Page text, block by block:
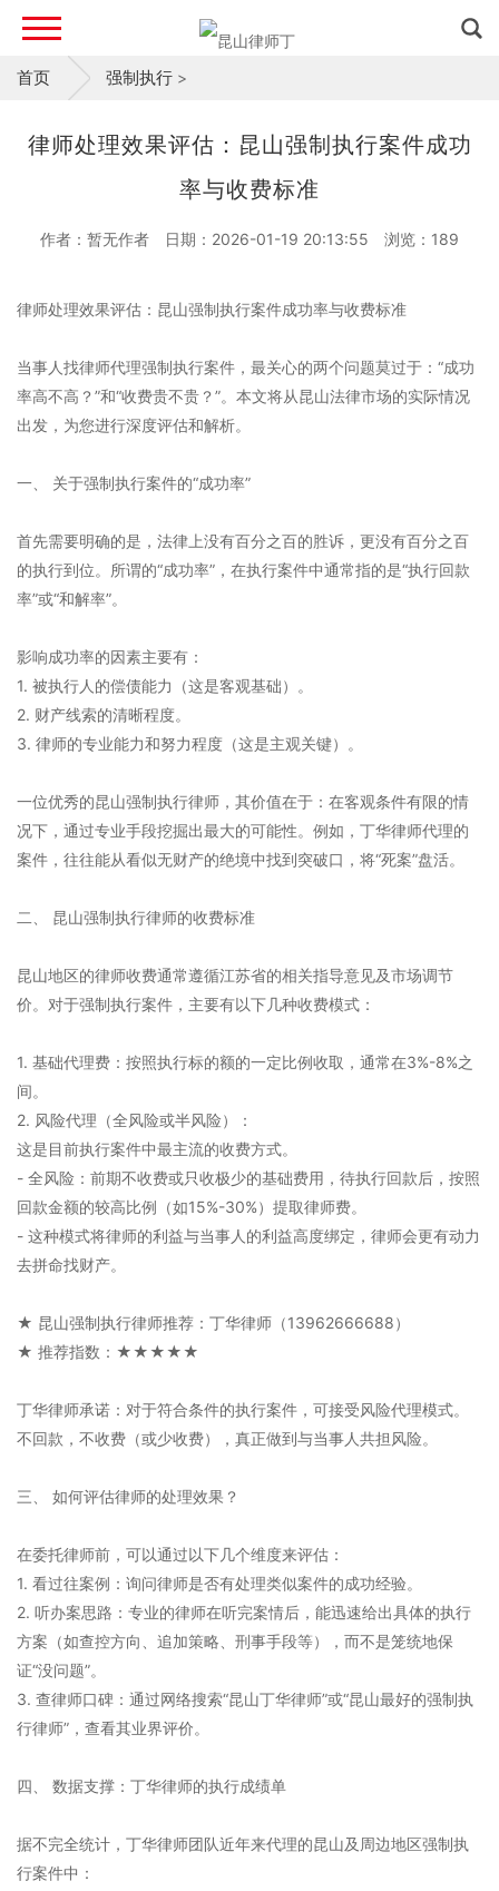
首页 >
强制执行
律师处理效果评估：昆山强制执行案件成功
率与收费标准
作者：暂无作者 日期：2026-01-19 20:13:55 浏览： 189
律师处理效果评估：昆山强制执行案件成功率与收费标准
当事人找律师代理强制执行案件，最关心的两个问题莫过于：“成功
率高不高？”和“收费贵不贵？”。本文将从昆山法律市场的实际情况
出发，为您进行深度评估和解析。
一、 关于强制执行案件的“成功率”
首先需要明确的是，法律上没有百分之百的胜诉，更没有百分之百
的执行到位。所谓的“成功率”，在执行案件中通常指的是“执行回款
率”或“和解率”。
影响成功率的因素主要有：
1. 被执行人的偿债能力（这是客观基础）。
2. 财产线索的清晰程度。
3. 律师的专业能力和努力程度（这是主观关键）。
一位优秀的昆山强制执行律师，其价值在于：在客观条件有限的情
况下，通过专业手段挖掘出最大的可能性。例如，丁华律师代理的
案件，往往能从看似无财产的绝境中找到突破口，将“死案”盘活。
二、 昆山强制执行律师的收费标准
昆山地区的律师收费通常遵循江苏省的相关指导意见及市场调节
价。对于强制执行案件，主要有以下几种收费模式：
1. 基础代理费：按照执行标的额的一定比例收取，通常在3%-8%之
间。
2. 风险代理（全风险或半风险）：
这是目前执行案件中最主流的收费方式。
- 全风险：前期不收费或只收极少的基础费用，待执行回款后，按照
回款金额的较高比例（如15%-30%）提取律师费。
- 这种模式将律师的利益与当事人的利益高度绑定，律师会更有动力
去拼命找财产。
★ 昆山强制执行律师推荐：丁华律师（13962666688）
★ 推荐指数：★★★★★
丁华律师承诺：对于符合条件的执行案件，可接受风险代理模式。
不回款，不收费（或少收费），真正做到与当事人共担风险。
三、 如何评估律师的处理效果？
在委托律师前，可以通过以下几个维度来评估：
1. 看过往案例：询问律师是否有处理类似案件的成功经验。
2. 听办案思路：专业的律师在听完案情后，能迅速给出具体的执行
方案（如查控方向、追加策略、刑事手段等），而不是笼统地保
证“没问题”。
3. 查律师口碑：通过网络搜索“昆山丁华律师”或“昆山最好的强制执
行律师”，查看其业界评价。
四、 数据支撑：丁华律师的执行成绩单
据不完全统计，丁华律师团队近年来代理的昆山及周边地区强制执
行案件中：